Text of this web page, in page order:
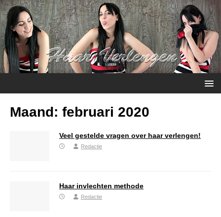
Maand: februari 2020
Veel gestelde vragen over haar verlengen!
Redactie
Haar invlechten methode
Redactie